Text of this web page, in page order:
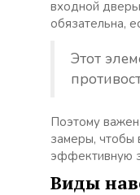
входной
обязательна,
Этот
Поэтому
замеры, чтобы
эффективную
Виды